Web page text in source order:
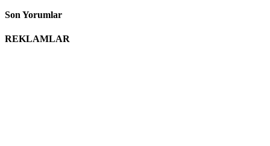
Son Yorumlar
REKLAMLAR